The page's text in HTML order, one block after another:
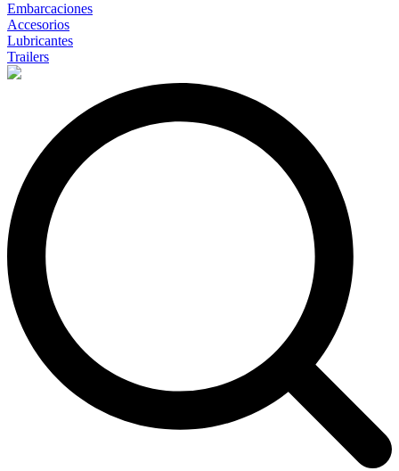
Embarcaciones
Accesorios
Lubricantes
Trailers